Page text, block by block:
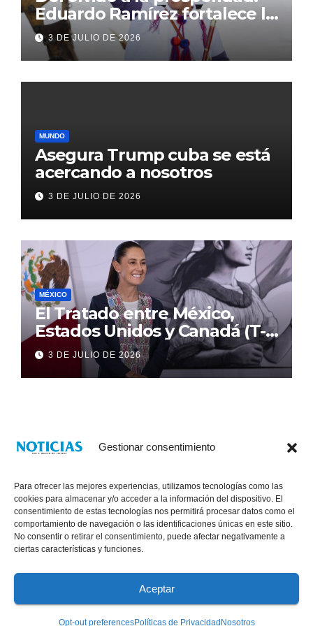
Gestionar consentimiento
Para ofrecer las mejores experiencias, utilizamos tecnologías como las
cookies para almacenar y/o acceder a la información del dispositivo. El
consentimiento de estas tecnologías nos permitirá procesar datos como el
comportamiento de navegación o las identificaciones únicas en este sitio.
No consentir o retirar el consentimiento, puede afectar negativamente a
ciertas características y funciones.
Aceptar
Opt-out preferencesPolíticas de Privacidad Nosotros
Eduardo Ramírez fortalece la
transformación de Aldama
con inversión histórica
3 DE JULIO DE 2026
MUNDO
Asegura Trump cuba se está
acercando a nosotros
3 DE JULIO DE 2026
MÉXICO
El Tratado entre México,
Estados Unidos y Canadá (T-
MEC) se mantiene hasta el
2036: Presidenta Claudia
Sheinbaum
3 DE JULIO DE 2026
® Derechos Reservados 2026|
Chiapas. VENTAS: 961 6120154
Políticas de Privacidad